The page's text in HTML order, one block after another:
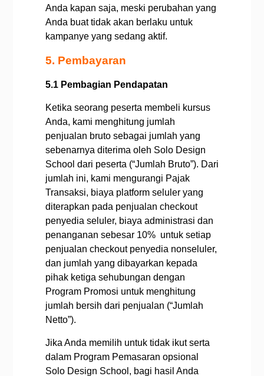
Anda kapan saja, meski perubahan yang
Anda buat tidak akan berlaku untuk
kampanye yang sedang aktif.
5. Pembayaran
5.1 Pembagian Pendapatan
Ketika seorang peserta membeli kursus
Anda, kami menghitung jumlah
penjualan bruto sebagai jumlah yang
sebenarnya diterima oleh Solo Design
School dari peserta (“Jumlah Bruto”). Dari
jumlah ini, kami mengurangi Pajak
Transaksi, biaya platform seluler yang
diterapkan pada penjualan checkout
penyedia seluler, biaya administrasi dan
penanganan sebesar 10% untuk setiap
penjualan checkout penyedia nonseluler,
dan jumlah yang dibayarkan kepada
pihak ketiga sehubungan dengan
Program Promosi untuk menghitung
jumlah bersih dari penjualan (“Jumlah
Netto”).
Jika Anda memilih untuk tidak ikut serta
dalam Program Pemasaran opsional
Solo Design School, bagi hasil Anda